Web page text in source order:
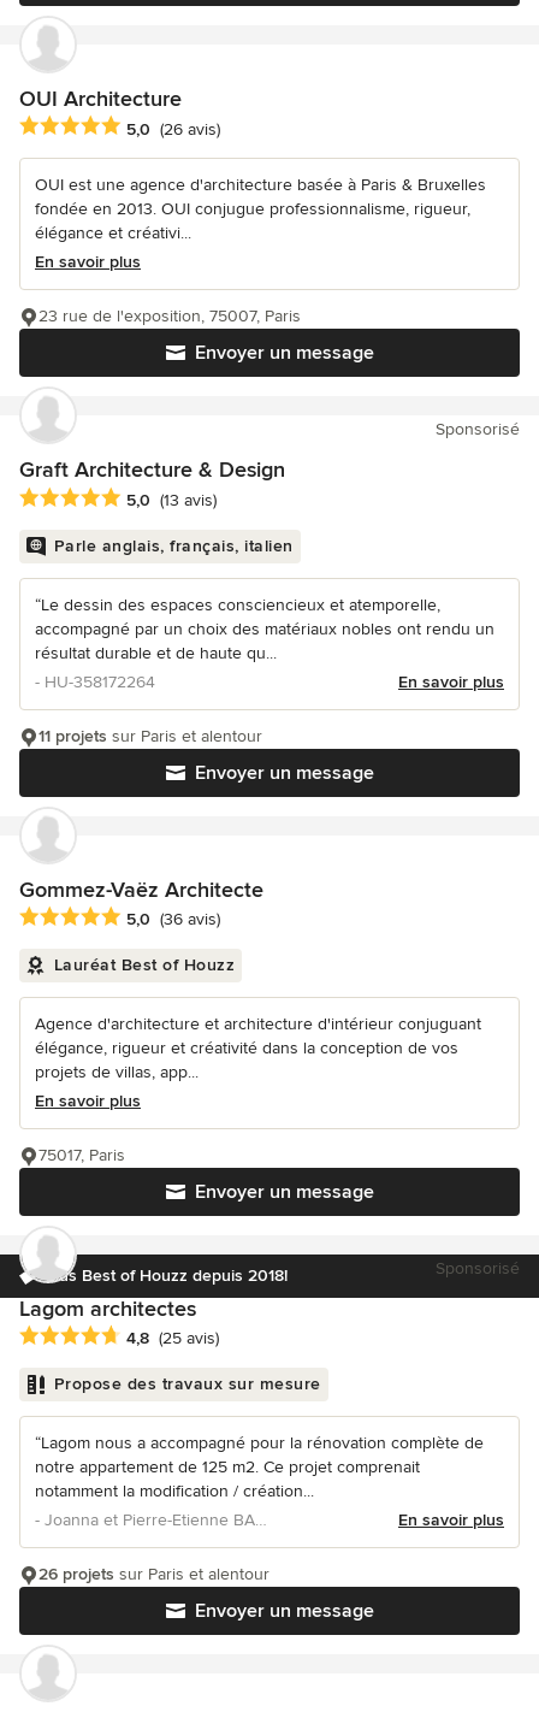
OUI Architecture
Note moyenne : 5 étoiles sur 5
5,0 (26 avis)
OUI est une agence d'architecture basée à Paris & Bruxelles
fondée en 2013. OUI conjugue professionnalisme, rigueur,
élégance et créativi...
En savoir plus
Envoyer un message
23 rue de l'exposition, 75007, Paris
Sponsorisé
Graft Architecture & Design
Note moyenne : 5 étoiles sur 5
5,0 (13 avis)
Parle anglais, français, italien
“Le dessin des espaces consciencieux et atemporelle,
accompagné par un choix des matériaux nobles ont rendu un
résultat durable et de haute qu...
- HU-358172264
En savoir plus
Envoyer un message
11 projets sur Paris et alentour
Gommez-Vaëz Architecte
Note moyenne : 5 étoiles sur 5
5,0 (36 avis)
Lauréat Best of Houzz
Agence d'architecture et architecture d'intérieur conjuguant
élégance, rigueur et créativité dans la conception de vos
projets de villas, app...
En savoir plus
Envoyer un message
75017, Paris
Elus Best of Houzz depuis 2018! Sponsorisé
Lagom architectes
Note moyenne : 4.8 étoiles sur 5
4,8 (25 avis)
Propose des travaux sur mesure
“Lagom nous a accompagné pour la rénovation complète de
notre appartement de 125 m2. Ce projet comprenait
notamment la modification / création...
- Joanna et Pierre-Etienne BASTOUIL
En savoir plus
Envoyer un message
26 projets sur Paris et alentour